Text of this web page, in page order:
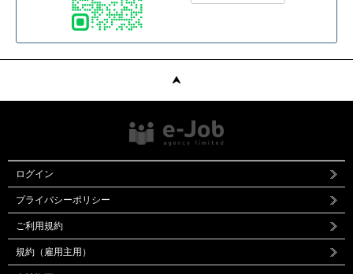
ログイン
プライバシーポリシー
ご利用規約
規約（雇用主用）